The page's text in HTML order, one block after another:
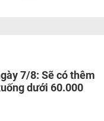
7/8: Sẽ có thêm
dưới 60.000